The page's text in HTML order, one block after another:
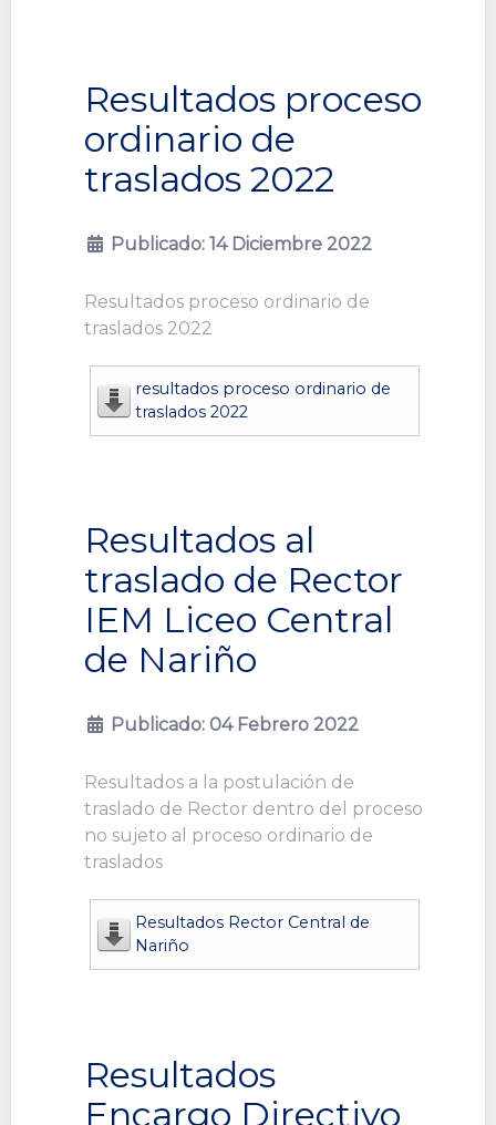
Resultados proceso
ordinario de
traslados 2022
Publicado: 14 Diciembre 2022
Resultados proceso ordinario de
traslados 2022
resultados proceso ordinario de
traslados 2022
Resultados al
traslado de Rector
IEM Liceo Central
de Nariño
Publicado: 04 Febrero 2022
Resultados a la postulación de
traslado de Rector dentro del proceso
no sujeto al proceso ordinario de
traslados
Resultados Rector Central de
Nariño
Resultados
Encargo Directivo